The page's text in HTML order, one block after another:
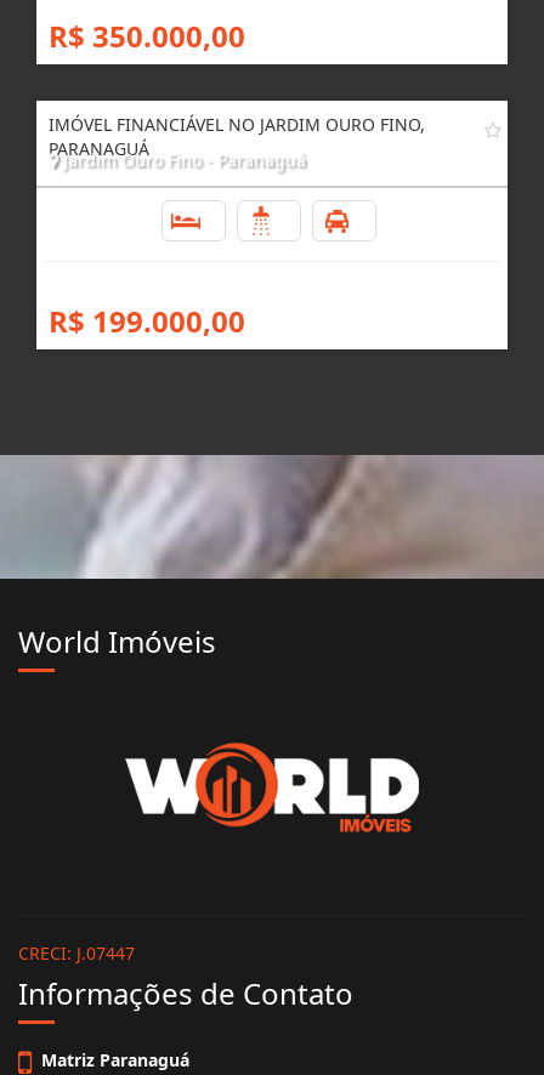
R$ 350.000,00
IMÓVEL FINANCIÁVEL NO JARDIM OURO FINO,
PARANAGUÁ
Jardim Ouro Fino - Paranaguá
R$ 199.000,00
World Imóveis
CRECI: J.07447
Informações de Contato
Matriz Paranaguá